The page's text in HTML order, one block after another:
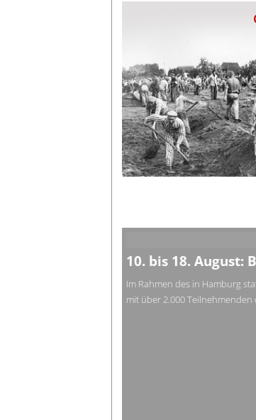
10. bis 18. August:
Im Rahmen des in Hamburg
mit über 2.000 Teilnehmenden